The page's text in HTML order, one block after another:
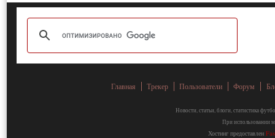
Главная Трекер Пользователи Форум
Новости, статьи, блоги, статистика
При использовании
Хостинг предоставлен